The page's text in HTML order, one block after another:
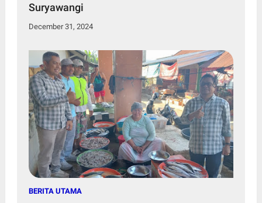
Suryawangi
December 31, 2024
BERITA UTAMA